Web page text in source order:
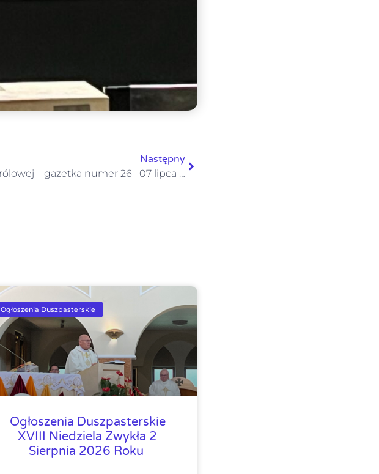
Następny
Głos Królowej – gazetka numer 26– 07 lipca 2024
Ogłoszenia Duszpasterskie
Ogłoszenia Duszpasterskie
XVIII Niedziela Zwykła 2
Sierpnia 2026 Roku